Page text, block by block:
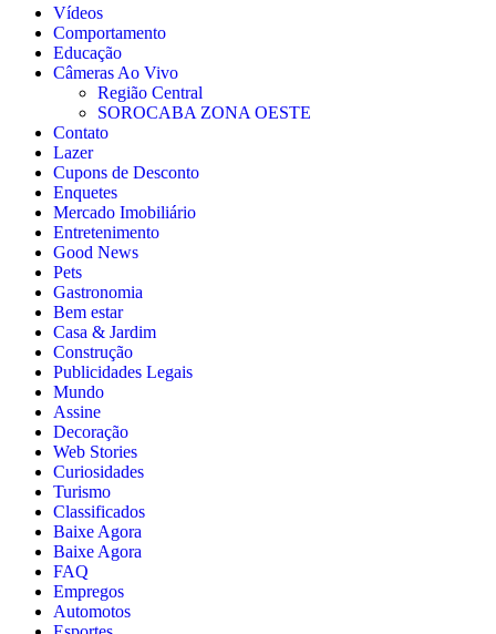
Vídeos
Comportamento
Educação
Câmeras Ao Vivo
Região Central
SOROCABA ZONA OESTE
Contato
Lazer
Cupons de Desconto
Enquetes
Mercado Imobiliário
Entretenimento
Good News
Pets
Gastronomia
Bem estar
Casa & Jardim
Construção
Publicidades Legais
Mundo
Assine
Decoração
Web Stories
Curiosidades
Turismo
Classificados
Baixe Agora
Baixe Agora
FAQ
Empregos
Automotos